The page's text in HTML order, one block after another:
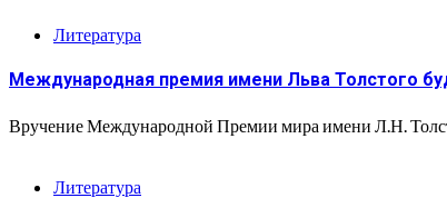
Литература
Международная премия имени Льва Толстого
Вручение Международной Премии мира имени Л.Н.
Литература